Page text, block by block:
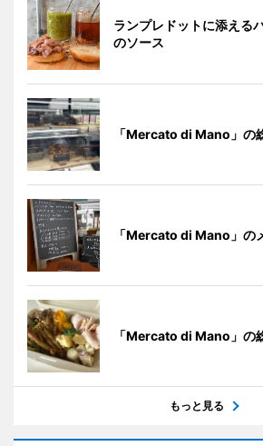
ランプレドットに添える
のソース
「Mercato di Mano」の
「Mercato di Mano」の
「Mercato di Mano」の
もっと見る